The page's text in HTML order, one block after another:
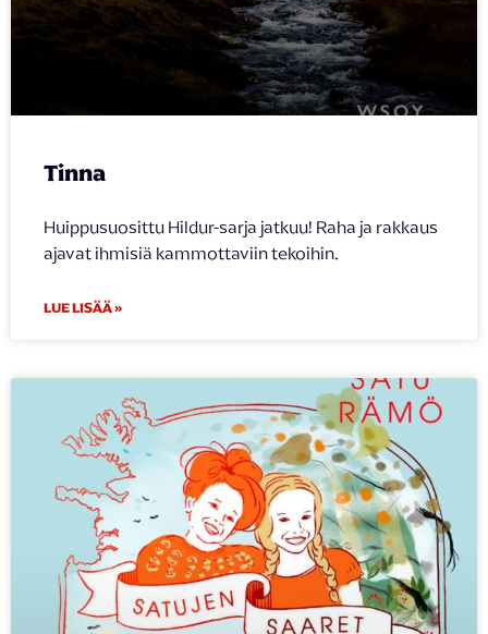
Tinna
Huippusuosittu Hildur-sarja jatkuu! Raha ja rakkaus
ajavat ihmisiä kammottaviin tekoihin.
LUE LISÄÄ »